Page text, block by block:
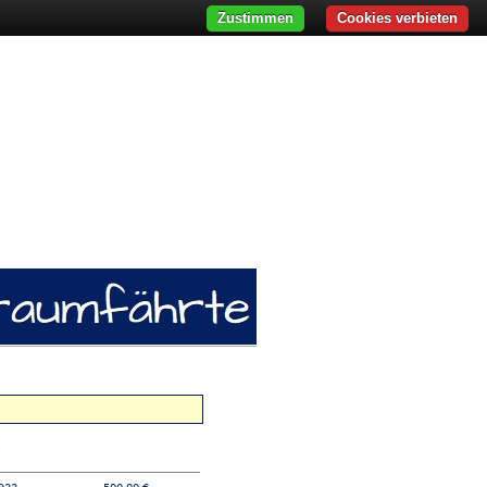
Cookies verbieten
Zustimmen